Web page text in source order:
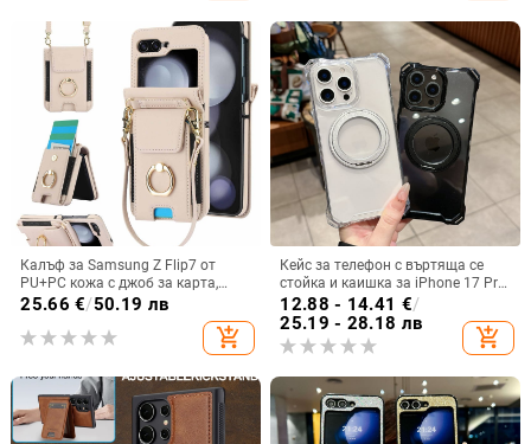
Калъф за Samsung Z Flip7 от
PU+PC кожа с джоб за карта,
пръстен за държане, еластичен
държач за карти и кръстосана
презрамка
25.66 €/50.19 лв
add_shopping_cart
Кейс за телефон с въртяща се
стойка и каишка за iPhone 17 Pro
Max, 16, 15 и iPhone 11
12.88 - 14.41 €/
25.19 - 28.18 лв
add_shopping_cart